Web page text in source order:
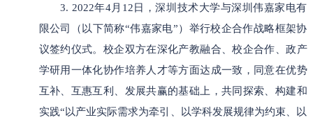
3. 2022年4月12日，深圳技术大学与深圳伟嘉家电有
限公司（以下简称“伟嘉家电”）举行校企合作战略框架协
议签约仪式。校企双方在深化产教融合、校企合作、政产
学研用一体化协作培养人才等方面达成一致，同意在优势
互补、互惠互利、发展共赢的基础上，共同探索、构建和
实践“以产业实际需求为牵引、以学科发展规律为约束、以